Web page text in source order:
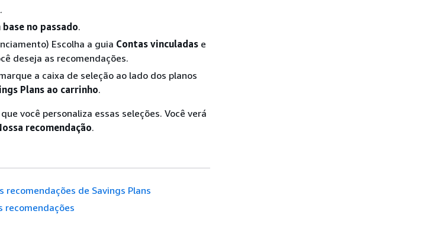
.
base no passado.
Escolha a guia Contas vinculadas e
deseja as recomendações.
a caixa de seleção ao lado dos planos
Plans ao carrinho.
você personaliza essas seleções. Você verá
recomendação.
recomendações de Savings Plans
recomendações